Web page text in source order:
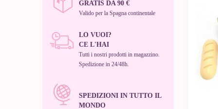
GRATIS DA 90 €
Valido per la Spagna continentale
LO VUOI?
CE L'HAI
Tutti i nostri prodotti in magazzino.
Spedizione in 24/48h.
SPEDIZIONI IN TUTTO IL
MONDO